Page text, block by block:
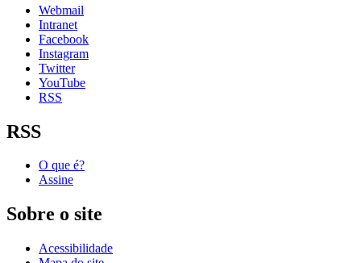
Webmail
Intranet
Facebook
Instagram
Twitter
YouTube
RSS
RSS
O que é?
Assine
Sobre o site
Acessibilidade